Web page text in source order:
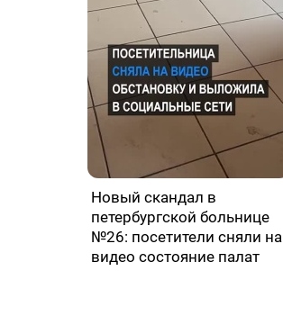
Новый скандал в
петербургской больнице
№26: посетители сняли на
видео состояние палат